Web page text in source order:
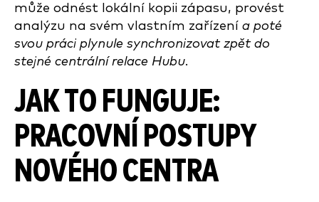
může odnést lokální kopii zápasu, provést
analýzu na svém vlastním zařízení a poté
svou práci plynule synchronizovat zpět do
stejné centrální relace Hubu.
JAK TO FUNGUJE:
PRACOVNÍ POSTUPY
NOVÉHO CENTRA